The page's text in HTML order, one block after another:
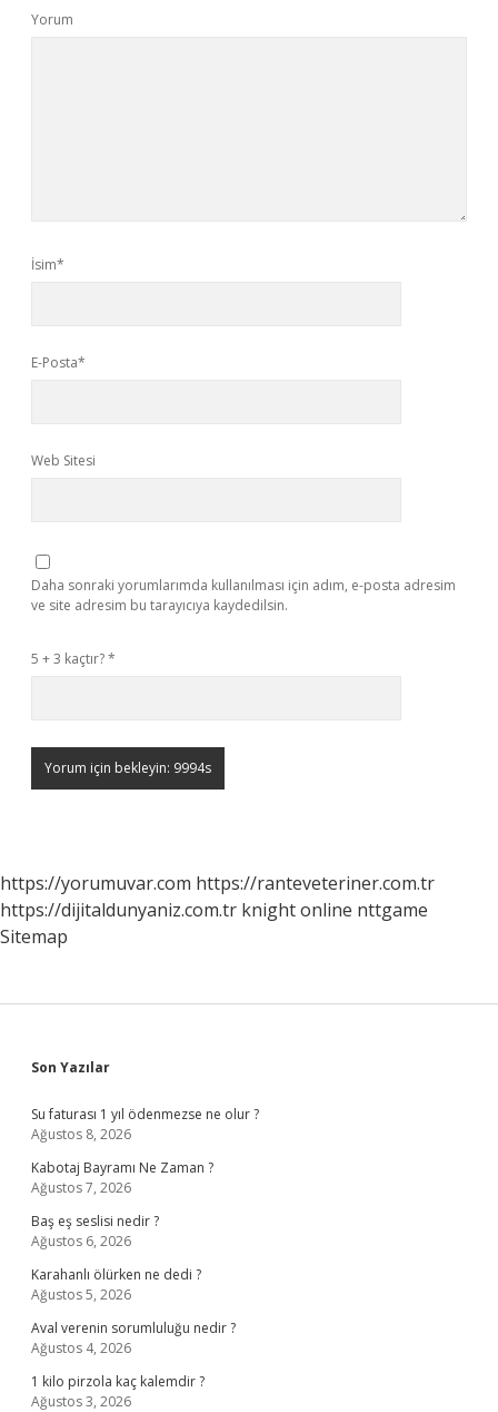
Yorum
İsim*
E-Posta*
Web Sitesi
Daha sonraki yorumlarımda kullanılması için adım, e-posta adresim
ve site adresim bu tarayıcıya kaydedilsin.
5 + 3 kaçtır?*
https://yorumuvar.com https://ranteveteriner.com.tr
https://dijitaldunyaniz.com.tr knight online nttgame
Sitemap
Sidebar
Son Yazılar
Su faturası 1 yıl ödenmezse ne olur ?
Ağustos 8, 2026
Kabotaj Bayramı Ne Zaman ?
Ağustos 7, 2026
Baş eş seslisi nedir ?
Ağustos 6, 2026
Karahanlı ölürken ne dedi ?
Ağustos 5, 2026
Aval verenin sorumluluğu nedir ?
Ağustos 4, 2026
1 kilo pirzola kaç kalemdir ?
Ağustos 3, 2026